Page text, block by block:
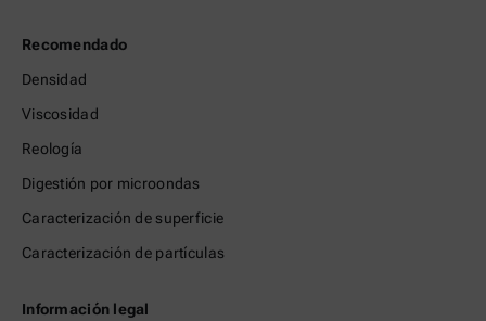
Recomendado
Densidad
Viscosidad
Reología
Digestión por microondas
Caracterización de superficie
Caracterización de partículas
Información legal